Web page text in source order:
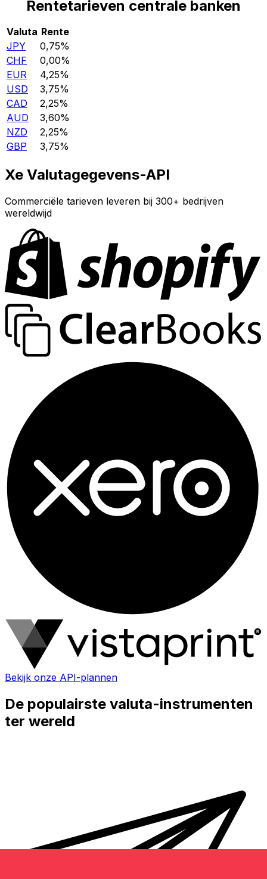
Rentetarieven centrale banken
Valuta Rente
JPY
0,75%
CHF
0,00%
EUR
4,25%
USD
3,75%
CAD
2,25%
AUD
3,60%
NZD
2,25%
GBP
3,75%
Xe Valutagegevens-API
Commerciële tarieven leveren bij 300+ bedrijven
wereldwijd
Bekijk onze API-plannen
De populairste valuta-instrumenten
ter wereld